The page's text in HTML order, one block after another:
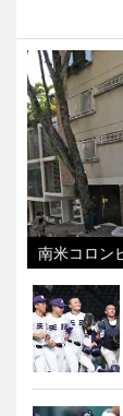
南米コロン